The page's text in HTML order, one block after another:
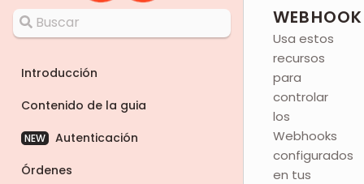
Introducción
Contenido de la guia
NEW
Autenticación
Órdenes
Usa estos
recursos
para
controlar
los
Webhooks
configurados
en tus